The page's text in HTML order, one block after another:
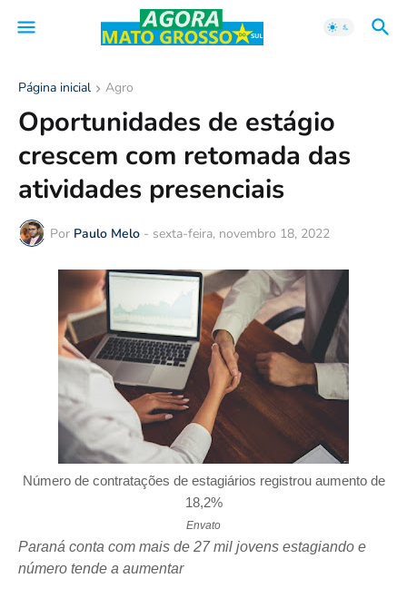
Página inicial Agro
Oportunidades de estágio
crescem com retomada das
atividades presenciais
Por Paulo Melo - sexta-feira, novembro 18, 2022
Número de contratações de estagiários registrou aumento de
18,2%
Envato
Paraná conta com mais de 27 mil jovens estagiando e
número tende a aumentar